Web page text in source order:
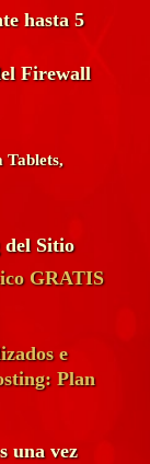
hasta 5
Firewall
Tablets,
del Sitio
GRATIS
e
Plan
una vez